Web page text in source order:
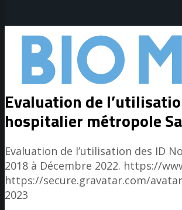
Evaluation de
hospitalier métropole
Evaluation de l’utilisation des ID
2018 à Décembre 2022. https://
https://secure.gravatar.com/
2023